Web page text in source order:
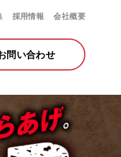
採用情報 会社概要
問い合わせ